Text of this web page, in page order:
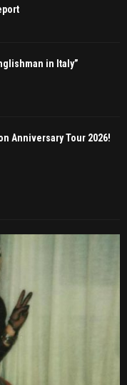
in Italy”
Anniversary Tour 2026!